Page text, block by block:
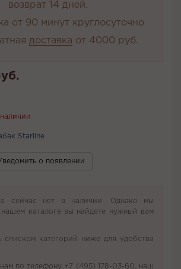
возврат 14 дней.
от 90 минут круглосуточно
доставка от 4000 руб.
Starline
о появлении
сейчас нет в наличии. Однако мы
каталоге вы найдете нужный вам
списком категорий ниже для удобства
по телефону +7 (495) 178-03-60, наш